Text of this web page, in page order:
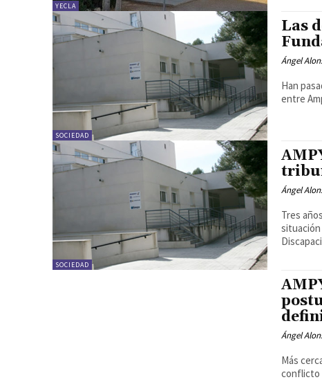
YECLA
SOCIEDAD
Las
Ángel
Han
entre
SOCIEDAD
Ángel
Tres
situación
Ángel
Más
conflicto